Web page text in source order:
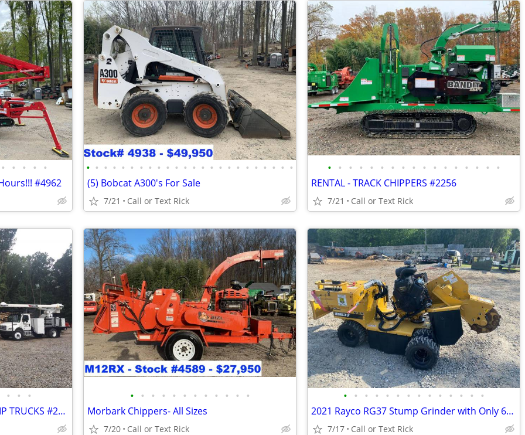
• • • • •
#4962
• • • • • • • • • • • • • • • • • • • • • • • •
(5) Bobcat A300's For Sale
7/21 Call or Text Rick
• • • • • • • • • • • • • • • • •
RENTAL - TRACK CHIPPERS #2256
7/21 Call or Text Rick
• • •
RENTAL - BUCKET TRUCKS / CHIP TRUCKS #2349
• • • • • • • • • • • •
Morbark Chippers- All Sizes
7/20 Call or Text Rick
• • • • • • • • • • • • • •
2021 Rayco RG37 Stump Grinder with Only 604 Hours!!! #4965
7/17 Call or Text Rick